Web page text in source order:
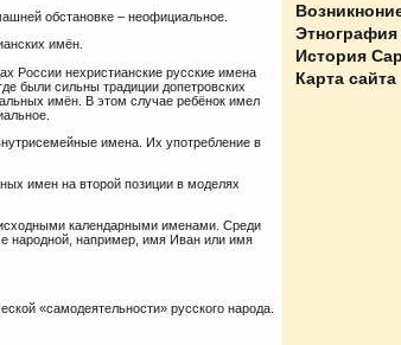
История
Карта сайта
обстановке – неофициальное.
имён.
России нехристианские русские имена
были сильны традиции допетровских
имён. В этом случае ребёнок имел
имена. Их употребление в
имен на второй позиции в моделях
календарными именами. Среди
народной, например, имя Иван или имя
«самодеятельности» русского народа.